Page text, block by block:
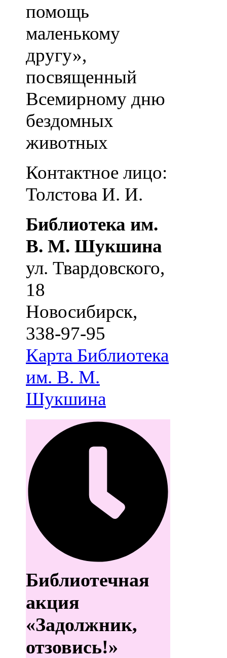
помощь
маленькому
другу»,
посвященный
Всемирному дню
бездомных
животных
Контактное лицо:
Толстова И. И.
Библиотека им.
В. М. Шукшина
ул. Твардовского,
18
Новосибирск,
338-97-95
Карта Библиотека
им. В. М.
Шукшина
Библиотечная
акция
«Задолжник,
отзовись!»